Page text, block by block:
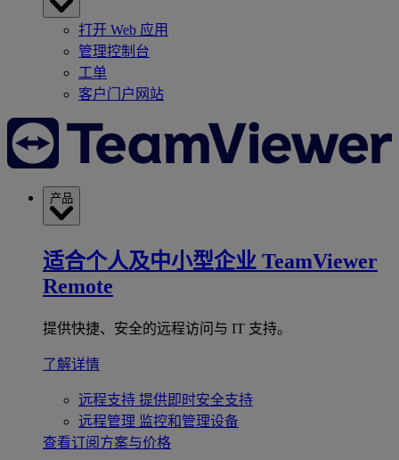
打开 Web 应用
管理控制台
工单
客户门户网站
产品
适合个人及中小型企业 TeamViewer
Remote
提供快捷、安全的远程访问与 IT 支持。
了解详情
远程支持 提供即时安全支持
远程管理 监控和管理设备
查看订阅方案与价格